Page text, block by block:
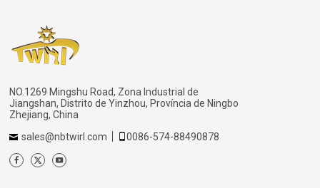
NO.1269 Mingshu Road, Zona Industrial de
Jiangshan, Distrito de Yinzhou, Província de Ningbo
Zhejiang, China
sales@nbtwirl.com
0086-574-88490878